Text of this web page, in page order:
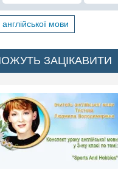
мови
ЗАЦІКАВИТИ